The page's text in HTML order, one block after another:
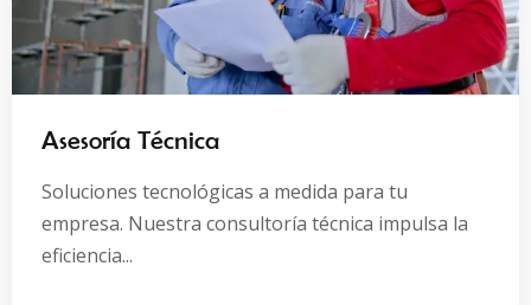
Asesoría Técnica
Soluciones tecnológicas a medida para tu
empresa. Nuestra consultoría técnica impulsa la
eficiencia...